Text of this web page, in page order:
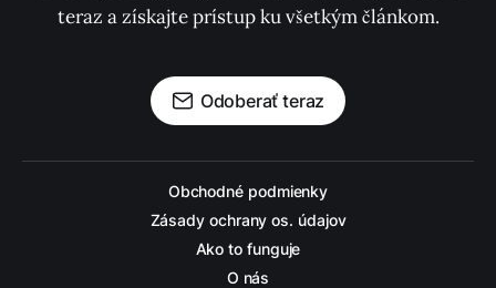
teraz a získajte prístup ku všetkým článkom.
Odoberať teraz
Obchodné podmienky
Zásady ochrany os. údajov
Ako to funguje
O nás